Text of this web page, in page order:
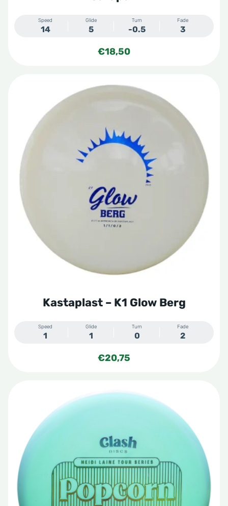
Speed
14
Glide
5
Turn
-0.5
Fade
3
€18,50
Kastaplast – K1 Glow Berg
Speed
1
Glide
1
Turn
0
Fade
2
€20,75
meerdere
variaties.
Deze
kan
gekozen
worden
meerdere
variaties.
Deze
optie